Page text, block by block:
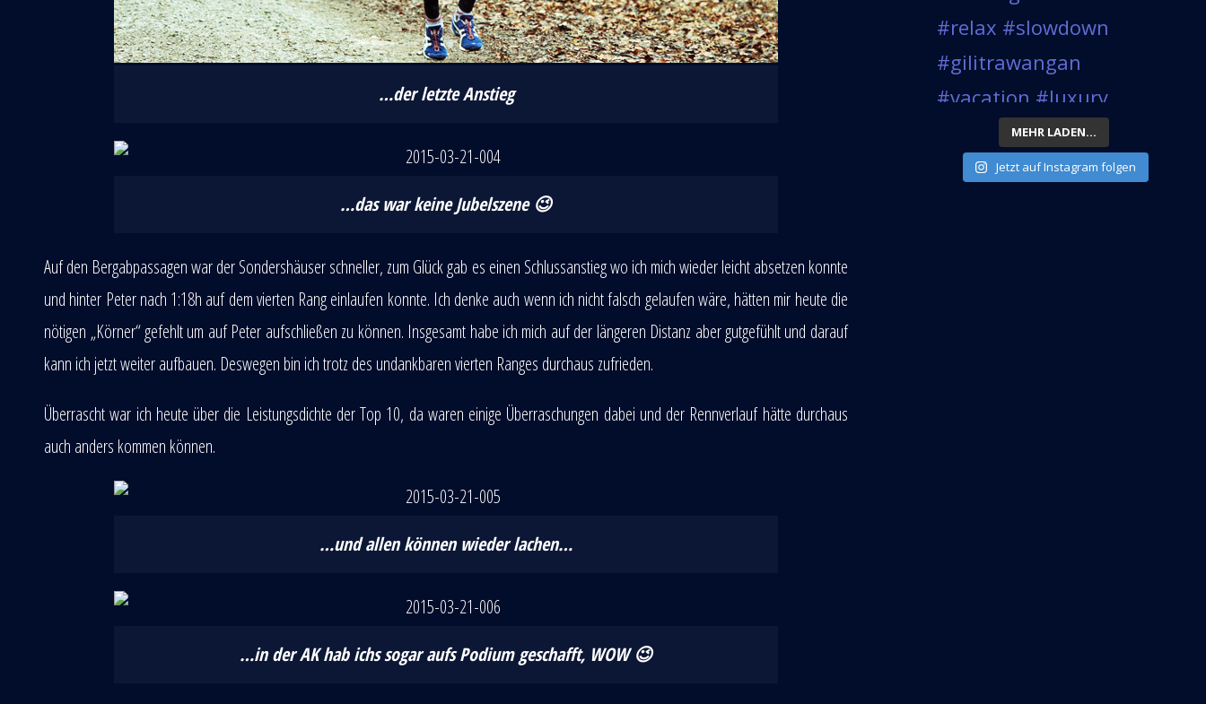
…der letzte Anstieg
…das war keine Jubelszene 😉
Auf den Bergabpassagen war der Sondershäuser schneller, zum Glück gab es einen Schlussanstieg wo ich mich wieder leicht absetzen konnte
und hinter Peter nach 1:18h auf dem vierten Rang einlaufen konnte. Ich denke auch wenn ich nicht falsch gelaufen wäre, hätten mir heute die
nötigen „Körner“ gefehlt um auf Peter aufschließen zu können. Insgesamt habe ich mich auf der längeren Distanz aber gutgefühlt und darauf
kann ich jetzt weiter aufbauen. Deswegen bin ich trotz des undankbaren vierten Ranges durchaus zufrieden.
Überrascht war ich heute über die Leistungsdichte der Top 10, da waren einige Überraschungen dabei und der Rennverlauf hätte durchaus
auch anders kommen können.
…und allen können wieder lachen…
…in der AK hab ichs sogar aufs Podium geschafft, WOW 😉
MEHR LADEN...
Jetzt auf Instagram folgen